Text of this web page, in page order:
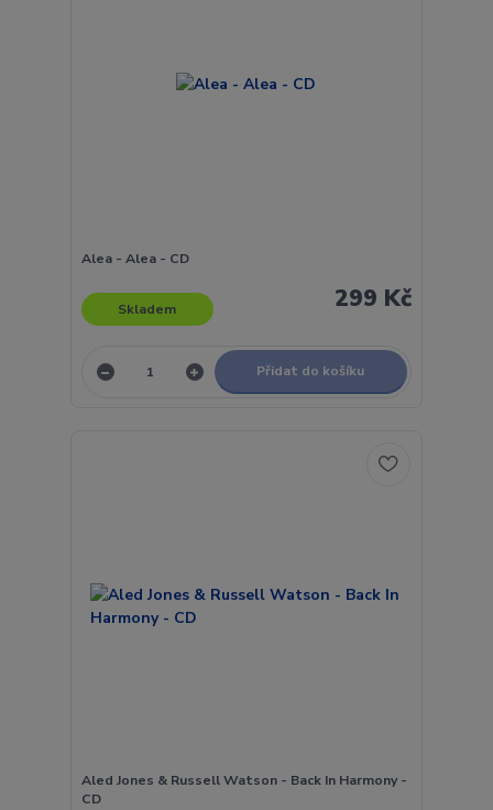
Alea - Alea - CD
299 Kč
Skladem
Přidat do košíku
Aled Jones & Russell Watson - Back In Harmony -
CD